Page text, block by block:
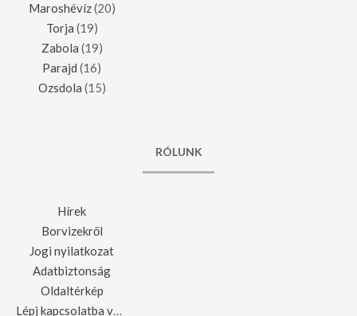
Maroshévíz(20)
Torja (19)
Zabola (19)
Parajd (16)
Ozsdola (15)
RÓLUNK
Hírek
Borvizekről
Jogi nyilatkozat
Adatbiztonság
Oldaltérkép
Lépj kapcsolatba velünk